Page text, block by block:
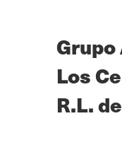
Los
R.L.